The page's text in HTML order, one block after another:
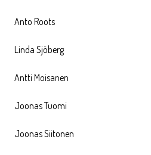
Anto Roots
Linda Sjöberg
Antti Moisanen
Joonas Tuomi
Joonas Siitonen